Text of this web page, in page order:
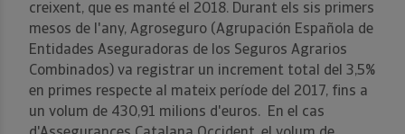
creixent, que es manté el 2018. Durant els sis primers
mesos de l'any, Agroseguro (Agrupación Española de
Entidades Aseguradoras de los Seguros Agrarios
Combinados) va registrar un increment total del 3,5%
en primes respecte al mateix període del 2017, fins a
un volum de 430,91 milions d'euros. En el cas